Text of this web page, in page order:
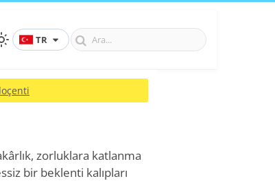
TR
zorluklara katlanma
bir beklenti kalıpları